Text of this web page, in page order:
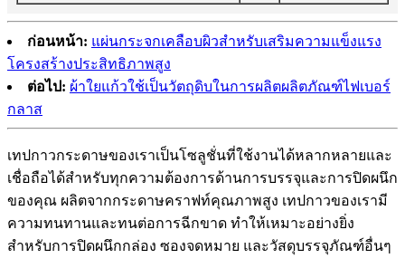
ก่อนหน้า: แผ่นกระจกเคลือบผิวสำหรับเสริมความแข็งแรง
โครงสร้างประสิทธิภาพสูง
ต่อไป: ผ้าใยแก้วใช้เป็นวัตถุดิบในการผลิตผลิตภัณฑ์ไฟเบอร์
กลาส
เทปกาวกระดาษของเราเป็นโซลูชั่นที่ใช้งานได้หลากหลายและ
เชื่อถือได้สำหรับทุกความต้องการด้านการบรรจุและการปิดผนึก
ของคุณ ผลิตจากกระดาษคราฟท์คุณภาพสูง เทปกาวของเรามี
ความทนทานและทนต่อการฉีกขาด ทำให้เหมาะอย่างยิ่ง
สำหรับการปิดผนึกกล่อง ซองจดหมาย และวัสดุบรรจุภัณฑ์อื่นๆ